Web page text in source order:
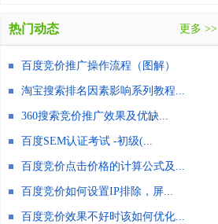
热门动态 更多 >>
百度竞价推广操作流程（图解）
淘宝搜索排名因素影响系列教程...
360搜索竞价推广效果及优缺...
百度SEM认证考试 -初级(...
百度竞价点击价格的计算公式及...
百度竞价如何设置IP排除，屏...
百度竞价效果不好时该如何优化...